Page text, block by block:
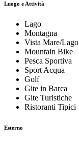
Luogo e Attività
Lago
Montagna
Vista Mare/Lago
Mountain Bike
Pesca Sportiva
Sport Acqua
Golf
Gite in Barca
Gite Turistiche
Ristoranti Tipici
Esterno